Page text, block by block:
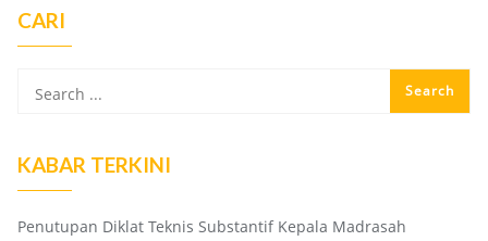
CARI
KABAR TERKINI
Penutupan Diklat Teknis Substantif Kepala Madrasah